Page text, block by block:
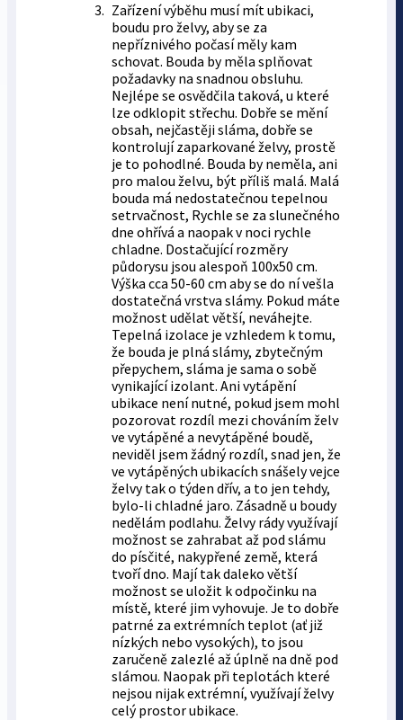
Zařízení výběhu musí mít ubikaci,
boudu pro želvy, aby se za
nepříznivého počasí měly kam
schovat. Bouda by měla splňovat
požadavky na snadnou obsluhu.
Nejlépe se osvědčila taková, u které
lze odklopit střechu. Dobře se mění
obsah, nejčastěji sláma, dobře se
kontrolují zaparkované želvy, prostě
je to pohodlné. Bouda by neměla, ani
pro malou želvu, být příliš malá. Malá
bouda má nedostatečnou tepelnou
setrvačnost, Rychle se za slunečného
dne ohřívá a naopak v noci rychle
chladne. Dostačující rozměry
půdorysu jsou alespoň 100x50 cm.
Výška cca 50-60 cm aby se do ní vešla
dostatečná vrstva slámy. Pokud máte
možnost udělat větší, neváhejte.
Tepelná izolace je vzhledem k tomu,
že bouda je plná slámy, zbytečným
přepychem, sláma je sama o sobě
vynikající izolant. Ani vytápění
ubikace není nutné, pokud jsem mohl
pozorovat rozdíl mezi chováním želv
ve vytápěné a nevytápěné boudě,
neviděl jsem žádný rozdíl, snad jen, že
ve vytápěných ubikacích snášely vejce
želvy tak o týden dřív, a to jen tehdy,
bylo-li chladné jaro. Zásadně u boudy
nedělám podlahu. Želvy rády využívají
možnost se zahrabat až pod slámu
do písčité, nakypřené země, která
tvoří dno. Mají tak daleko větší
možnost se uložit k odpočinku na
místě, které jim vyhovuje. Je to dobře
patrné za extrémních teplot (ať již
nízkých nebo vysokých), to jsou
zaručeně zalezlé až úplně na dně pod
slámou. Naopak při teplotách které
nejsou nijak extrémní, využívají želvy
celý prostor ubikace.